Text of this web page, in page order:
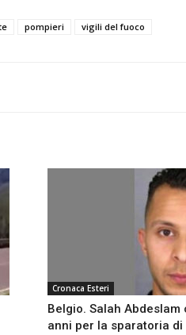
pompieri vigili del fuoco
Cronaca Esteri
Belgio. Salah
anni per la sparatoria